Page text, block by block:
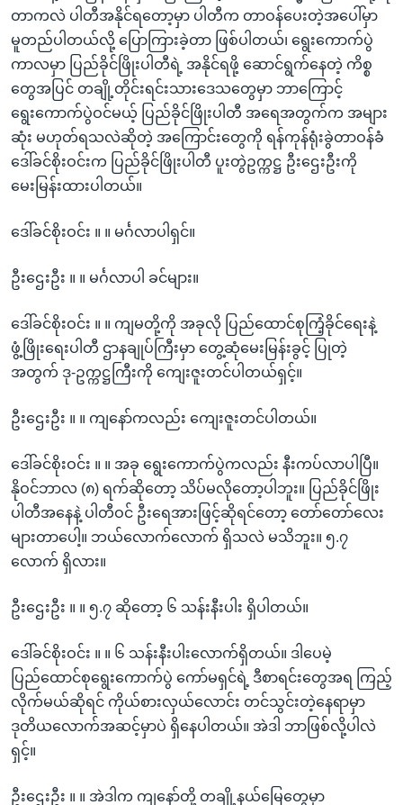
တာကလဲ ပါတီအနိုင်ရတော့မှာ ပါတီက တာဝန်ပေးတဲ့အပေါ်မှာ
မူတည်ပါတယ်လို့ ပြောကြားခဲ့တာ ဖြစ်ပါတယ်၊ ရွေးကောက်ပွဲ
ကာလမှာ ပြည်ခိုင်ဖြိုးပါတီရဲ့ အနိုင်ရဖို့ ဆောင်ရွက်နေတဲ့ ကိစ္စ
တွေအပြင် တချို့တိုင်းရင်းသားဒေသတွေမှာ ဘာကြောင့်
ရွေးကောက်ပွဲဝင်မယ့် ပြည်ခိုင်ဖြိုးပါတီ အရေအတွက်က အများ
ဆုံး မဟုတ်ရသလဲဆိုတဲ့ အကြောင်းတွေကို ရန်ကုန်ရုံးခွဲတာဝန်ခံ
ဒေါ်ခင်စိုးဝင်းက ပြည်ခိုင်ဖြိုးပါတီ ပူးတွဲဥက္ကဋ္ဌ ဦးဌေးဦးကို
မေးမြန်းထားပါတယ်။
ဒေါ်ခင်စိုးဝင်း ။ ။ မင်္ဂလာပါရှင်။
ဦးဌေးဦး ။ ။ မင်္ဂလာပါ ခင်များ။
ဒေါ်ခင်စိုးဝင်း ။ ။ ကျမတို့ကို အခုလို ပြည်ထောင်စုကြံ့ခိုင်ရေးနဲ့
ဖွံ့ဖြိုးရေးပါတီ ဌာနချုပ်ကြီးမှာ တွေ့ဆုံမေးမြန်းခွင့် ပြုတဲ့
အတွက် ဒု-ဥက္ကဋ္ဌကြီးကို ကျေးဇူးတင်ပါတယ်ရှင့်။
ဦးဌေးဦး ။ ။ ကျနော်ကလည်း ကျေးဇူးတင်ပါတယ်။
ဒေါ်ခင်စိုးဝင်း ။ ။ အခု ရွေးကောက်ပွဲကလည်း နီးကပ်လာပါပြီ။
နိုဝင်ဘာလ (၈) ရက်ဆိုတော့ သိပ်မလိုတော့ပါဘူး။ ပြည်ခိုင်ဖြိုး
ပါတီအနေနဲ့ ပါတီဝင် ဦးရေအားဖြင့်ဆိုရင်တော့ တော်တော်လေး
များတာပေါ့။ ဘယ်လောက်လောက် ရှိသလဲ မသိဘူး။ ၅.၇
လောက် ရှိလား။
ဦးဌေးဦး ။ ။ ၅.၇ ဆိုတော့ ၆ သန်းနီးပါး ရှိပါတယ်။
ဒေါ်ခင်စိုးဝင်း ။ ။ ၆ သန်းနီးပါးလောက်ရှိတယ်။ ဒါပေမဲ့
ပြည်ထောင်စုရွေးကောက်ပွဲ ကော်မရှင်ရဲ့ ဒီစာရင်းတွေအရ ကြည့်
လိုက်မယ်ဆိုရင် ကိုယ်စားလှယ်လောင်း တင်သွင်းတဲ့နေရာမှာ
ဒုတိယလောက်အဆင့်မှာပဲ ရှိနေပါတယ်။ အဲဒါ ဘာဖြစ်လို့ပါလဲ
ရှင့်။
ဦးဌေးဦး ။ ။ အဲဒါက ကျနော်တို့ တချို့နယ်မြေတွေမှာ